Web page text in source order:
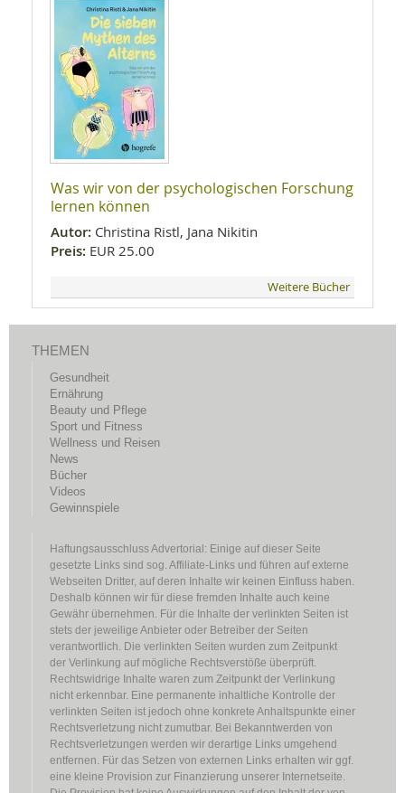
Was wir von der psychologischen Forschung
lernen können
Autor: Christina Ristl, Jana Nikitin
Preis: EUR 25.00
Weitere Bücher
THEMEN
Gesundheit
Ernährung
Beauty und Pflege
Sport und Fitness
Wellness und Reisen
News
Bücher
Videos
Gewinnspiele
Haftungsausschluss Advertorial: Einige auf dieser Seite
gesetzte Links sind sog. Affiliate-Links und führen auf externe
Webseiten Dritter, auf deren Inhalte wir keinen Einfluss haben.
Deshalb können wir für diese fremden Inhalte auch keine
Gewähr übernehmen. Für die Inhalte der verlinkten Seiten ist
stets der jeweilige Anbieter oder Betreiber der Seiten
verantwortlich. Die verlinkten Seiten wurden zum Zeitpunkt
der Verlinkung auf mögliche Rechtsverstöße überprüft.
Rechtswidrige Inhalte waren zum Zeitpunkt der Verlinkung
nicht erkennbar. Eine permanente inhaltliche Kontrolle der
verlinkten Seiten ist jedoch ohne konkrete Anhaltspunkte einer
Rechtsverletzung nicht zumutbar. Bei Bekanntwerden von
Rechtsverletzungen werden wir derartige Links umgehend
entfernen. Für das Setzen von externen Links erhalten wir ggf.
eine kleine Provision zur Finanzierung unserer Internetseite.